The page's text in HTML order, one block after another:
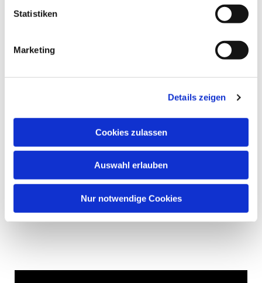
Statistiken
Marketing
Details zeigen
Cookies zulassen
Auswahl erlauben
Nur notwendige Cookies
ganzen Persönlichkeit!